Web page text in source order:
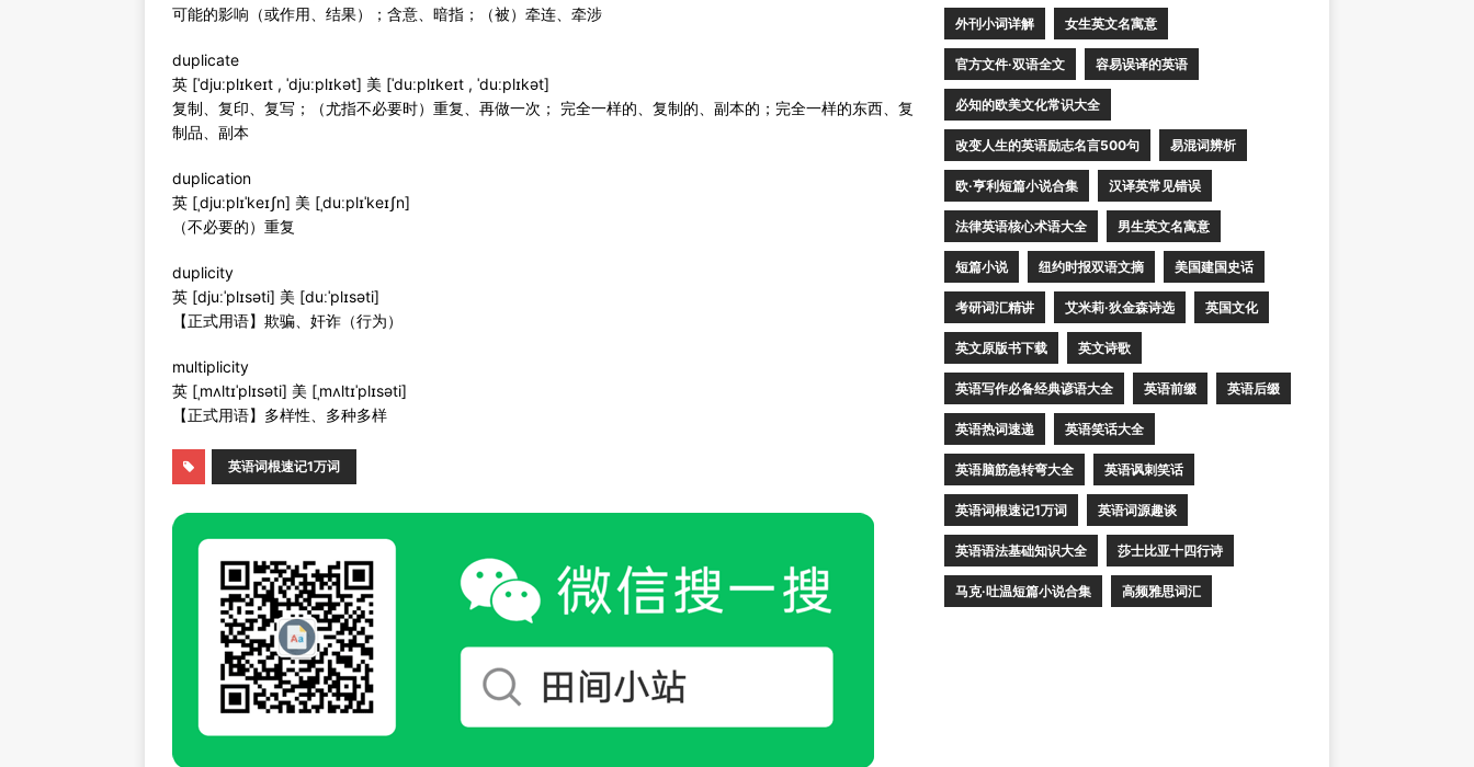
可能的影响（或作用、结果）；含意、暗指；（被）牵连、牵涉
duplicate
英 [ˈdjuːplɪkeɪt , ˈdjuːplɪkət] 美 [ˈduːplɪkeɪt , ˈduːplɪkət]
复制、复印、复写；（尤指不必要时）重复、再做一次； 完全一样的、复制的、副本的；完全一样的东西、复
制品、副本
duplication
英 [ˌdjuːplɪˈkeɪʃn] 美 [ˌduːplɪˈkeɪʃn]
（不必要的）重复
duplicity
英 [djuːˈplɪsəti] 美 [duːˈplɪsəti]
【正式用语】欺骗、奸诈（行为）
multiplicity
英 [ˌmʌltɪˈplɪsəti] 美 [ˌmʌltɪˈplɪsəti]
【正式用语】多样性、多种多样
英语词根速记1万词
外刊小词详解 女生英文名寓意
官方文件·双语全文 容易误译的英语
必知的欧美文化常识大全
改变人生的英语励志名言500句 易混词辨析
欧·亨利短篇小说合集 汉译英常见错误
法律英语核心术语大全 男生英文名寓意
短篇小说 纽约时报双语文摘 美国建国史话
考研词汇精讲 艾米莉·狄金森诗选 英国文化
英文原版书下载 英文诗歌
英语写作必备经典谚语大全 英语前缀 英语后缀
英语热词速递 英语笑话大全
英语脑筋急转弯大全 英语讽刺笑话
英语词根速记1万词 英语词源趣谈
英语语法基础知识大全 莎士比亚十四行诗
马克·吐温短篇小说合集 高频雅思词汇